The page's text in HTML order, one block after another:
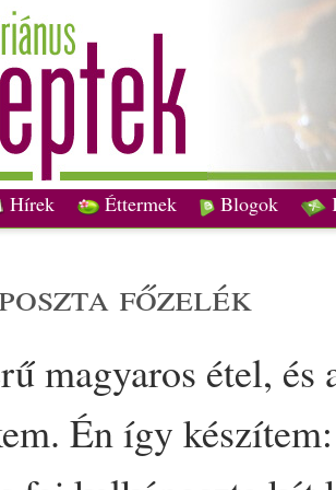
Hírek Éttermek Blogok
főzelék
magyaros étel, és
em. Én így